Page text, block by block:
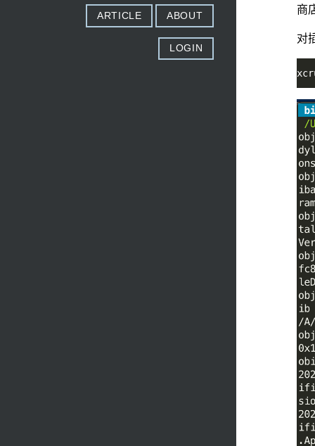
ARTICLE ABOUT
LOGIN
商
对